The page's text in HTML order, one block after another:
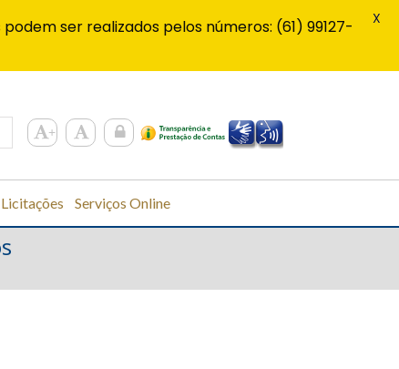
Licitações Serviços Online
ser realizados pelos números: (61) 99127-
X